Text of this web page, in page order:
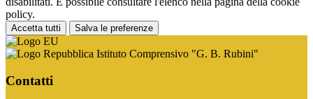
policy.
Accetta tutti Salva le preferenze
Istituto Comprensivo "G. B. Rubini"
Contatti